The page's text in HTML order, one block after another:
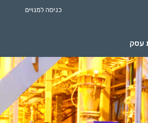
כניסה למנויים
עסק